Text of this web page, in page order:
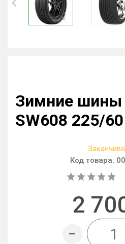
Зимние шины
SW608 225/
Код товара:
2